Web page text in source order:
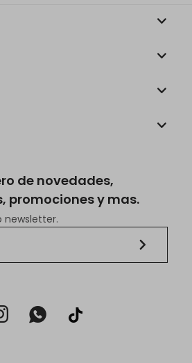
de novedades,
promociones y mas.
newsletter.
